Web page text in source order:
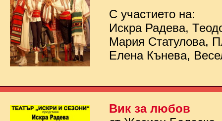
С участието на:
Искра Радева,
Мария Статулова,
Елена Кънева,
Вик за любов